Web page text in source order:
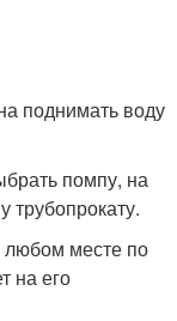
поднимать воду
помпу, на
трубопрокату.
месте по
на его